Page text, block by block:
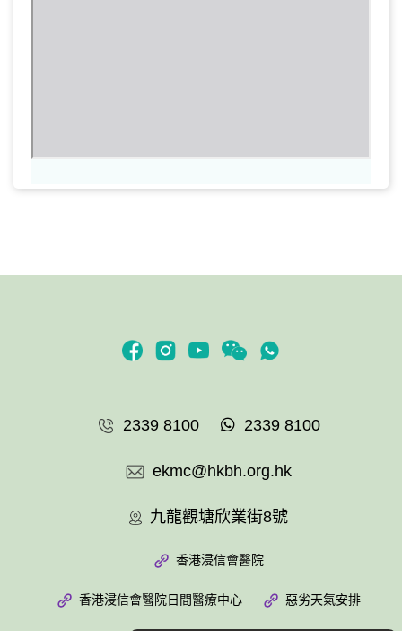
2339 8100 2339 8100
ekmc@hkbh.org.hk
九龍觀塘欣業街8號
香港浸信會醫院
香港浸信會醫院日間醫療中心 惡劣天氣安排